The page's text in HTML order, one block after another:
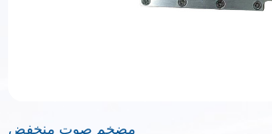
مضخم صوت منخفض